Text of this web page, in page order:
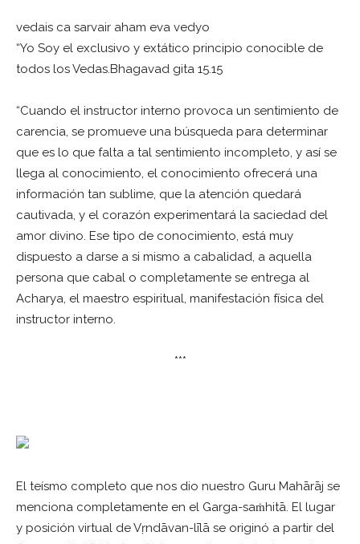
vedais ca sarvair aham eva vedyo
“Yo Soy el exclusivo y extático principio conocible de
todos los Vedas.Bhagavad gita 15.15
“Cuando el instructor interno provoca un sentimiento de
carencia, se promueve una búsqueda para determinar
que es lo que falta a tal sentimiento incompleto, y así se
llega al conocimiento, el conocimiento ofrecerá una
información tan sublime, que la atención quedará
cautivada, y el corazón experimentará la saciedad del
amor divino. Ese tipo de conocimiento, está muy
dispuesto a darse a si mismo a cabalidad, a aquella
persona que cabal o completamente se entrega al
Acharya, el maestro espiritual, manifestación física del
instructor interno.
***
El teísmo completo que nos dio nuestro Guru Mahārāj se
menciona completamente en el Garga-saṁhitā. El lugar
y posición virtual de Vṛndāvan-līlā se originó a partir del